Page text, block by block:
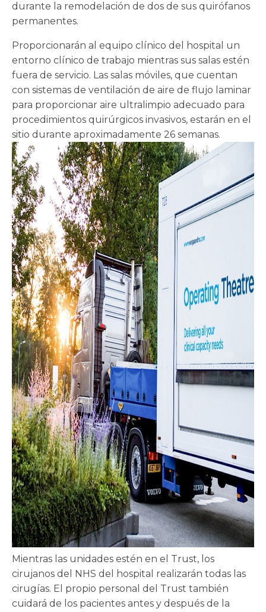
durante la remodelación de dos de sus quirófanos
permanentes.
Proporcionarán al equipo clínico del hospital un
entorno clínico de trabajo mientras sus salas estén
fuera de servicio. Las salas móviles, que cuentan
con sistemas de ventilación de aire de flujo laminar
para proporcionar aire ultralimpio adecuado para
procedimientos quirúrgicos invasivos, estarán en el
sitio durante aproximadamente 26 semanas.
Mientras las unidades estén en el Trust, los
cirujanos del NHS del hospital realizarán todas las
cirugías. El propio personal del Trust también
cuidará de los pacientes antes y después de la